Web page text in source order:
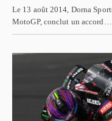
Le 13 août 2014, Dorna
MotoGP, conclut un accord…